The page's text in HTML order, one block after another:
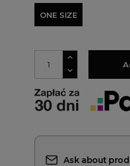
ONE SIZE
Ask about